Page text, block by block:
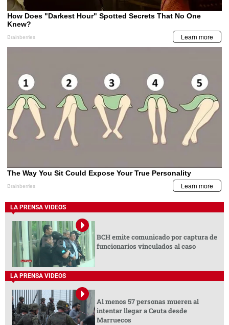
LA PRENSA VIDEOS
BCH emite comunicado por captura de
funcionarios vinculados al caso
LA PRENSA VIDEOS
Al menos 57 personas mueren al
intentar llegar a Ceuta desde
Marruecos